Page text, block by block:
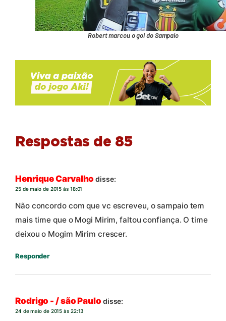
Robert marcou o gol do Sampaio
Respostas de 85
Henrique Carvalho disse:
25 de maio de 2015 às 18:01
Não concordo com que vc escreveu, o sampaio tem
mais time que o Mogi Mirim, faltou confiança. O time
deixou o Mogim Mirim crescer.
Responder
Rodrigo - / são Paulo disse:
24 de maio de 2015 às 22:13